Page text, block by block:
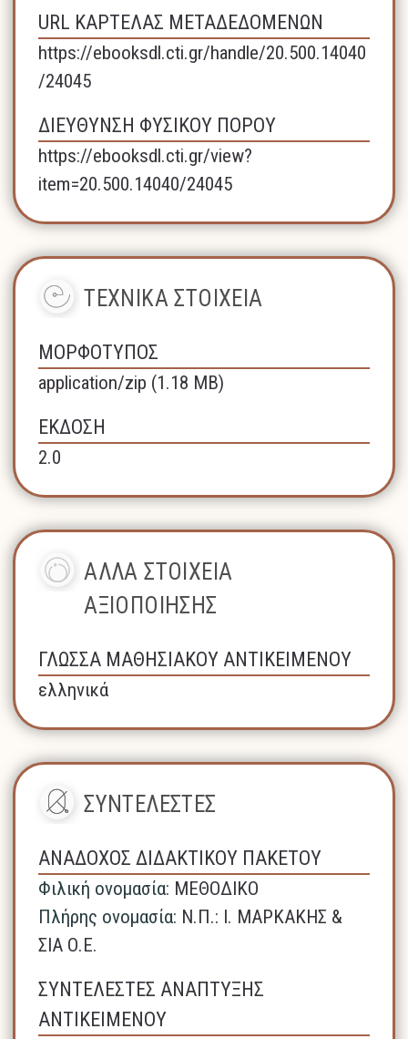
URL ΚΑΡΤΕΛΑΣ ΜΕΤΑΔΕΔΟΜΕΝΩΝ
https://ebooksdl.cti.gr/handle/20.500.14040
/24045
ΔΙΕΥΘΥΝΣΗ ΦΥΣΙΚΟΥ ΠΟΡΟΥ
https://ebooksdl.cti.gr/view?
item=20.500.14040/24045
ΤΕΧΝΙΚΑ ΣΤΟΙΧΕΙΑ
ΜΟΡΦΟΤΥΠΟΣ
application/zip (1.18 MB)
ΕΚΔΟΣΗ
2.0
ΑΛΛΑ ΣΤΟΙΧΕΙΑ
ΑΞΙΟΠΟΙΗΣΗΣ
ΓΛΩΣΣΑ ΜΑΘΗΣΙΑΚΟΥ ΑΝΤΙΚΕΙΜΕΝΟΥ
ελληνικά
ΣΥΝΤΕΛΕΣΤΕΣ
ΑΝΑΔΟΧΟΣ ΔΙΔΑΚΤΙΚΟΥ ΠΑΚΕΤΟΥ
Φιλική ονομασία: ΜΕΘΟΔΙΚΟ
Πλήρης ονομασία: N.Π.: Ι. ΜΑΡΚΑΚΗΣ &
ΣΙΑ Ο.Ε.
ΣΥΝΤΕΛΕΣΤΕΣ ΑΝΑΠΤΥΞΗΣ
ΑΝΤΙΚΕΙΜΕΝΟΥ